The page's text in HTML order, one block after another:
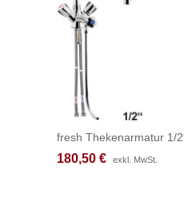
fresh Thekenarmatur 1/
180,50 € exkl. MwSt.
180,50 € exkl. MwSt.